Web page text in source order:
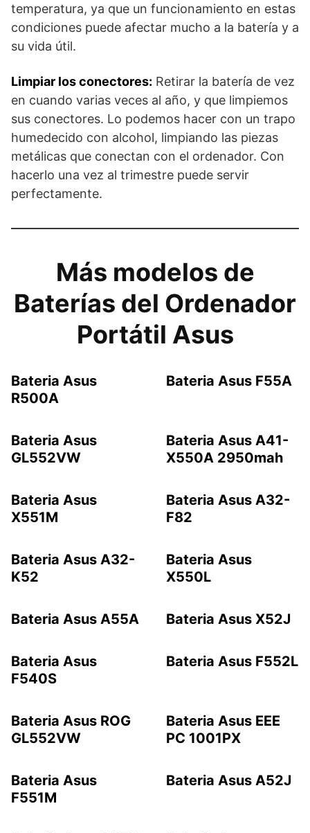
temperatura, ya que un funcionamiento en estas
condiciones puede afectar mucho a la batería y a
su vida útil.
Limpiar los conectores: Retirar la batería de vez
en cuando varias veces al año, y que limpiemos
sus conectores. Lo podemos hacer con un trapo
humedecido con alcohol, limpiando las piezas
metálicas que conectan con el ordenador. Con
hacerlo una vez al trimestre puede servir
perfectamente.
Más modelos de
Baterías del Ordenador
Portátil Asus
Bateria Asus
R500A
Bateria Asus F55A
Bateria Asus
GL552VW
Bateria Asus A41-
X550A 2950mah
Bateria Asus
X551M
Bateria Asus A32-
F82
Bateria Asus A32-
K52
Bateria Asus
X550L
Bateria Asus A55A Bateria Asus X52J
Bateria Asus
F540S
Bateria Asus F552L
Bateria Asus ROG
GL552VW
Bateria Asus EEE
PC 1001PX
Bateria Asus
F551M
Bateria Asus A52J